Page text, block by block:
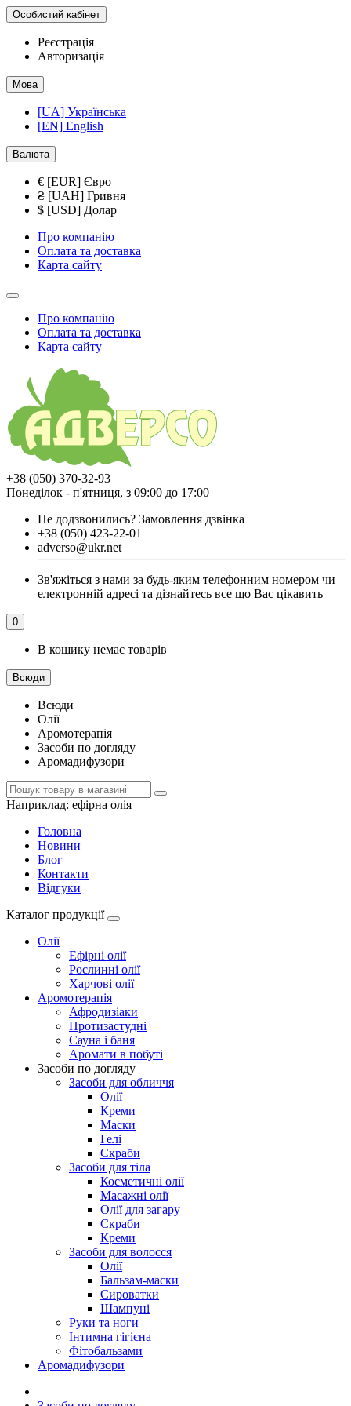
Особистий кабінет
Реєстрація
Авторизація
Мова
[UA] Українська
[EN] English
Валюта
€ [EUR] Євро
₴ [UAH] Гривня
$ [USD] Долар
Про компанію
Оплата та доставка
Карта сайту
Про компанію
Оплата та доставка
Карта сайту
+38 (050) 370-32-93
Понеділок - п'ятниця, з 09:00 до 17:00
Не додзвонились? Замовлення дзвінка
+38 (050) 423-22-01
adverso@ukr.net
Зв'яжіться з нами за будь-яким телефонним номером чи
електронній адресі та дізнайтесь все що Вас цікавить
0
В кошику немає товарів
Всюди
Всюди
Олії
Аромотерапія
Засоби по догляду
Аромадифузори
Наприклад: ефірна олія
Головна
Новини
Блог
Контакти
Відгуки
Каталог продукції
Олії
Ефірні олії
Рослинні олії
Харчові олії
Аромотерапія
Афродизіаки
Протизастудні
Сауна і баня
Аромати в побуті
Засоби по догляду
Засоби для обличчя
Олії
Креми
Маски
Гелі
Скраби
Засоби для тіла
Косметичні олії
Масажні олії
Олії для загару
Скраби
Креми
Засоби для волосся
Олії
Бальзам-маски
Сироватки
Шампуні
Руки та ноги
Інтимна гігієна
Фітобальзами
Аромадифузори